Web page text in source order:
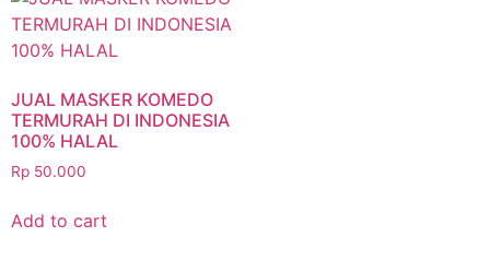
JUAL MASKER KOMEDO
TERMURAH DI INDONESIA
100% HALAL
Rp 50.000
Add to cart